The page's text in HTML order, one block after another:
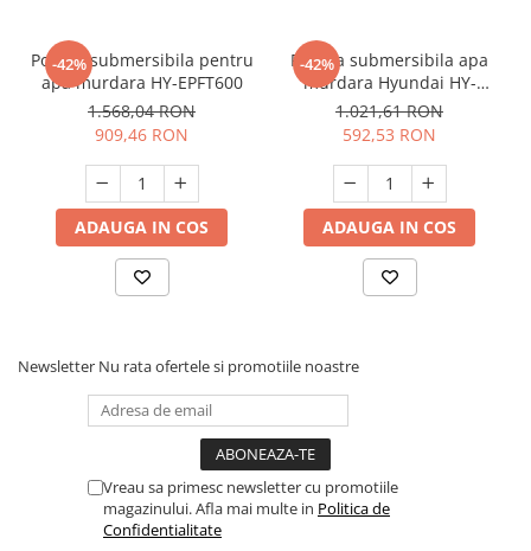
-42%
Pompa submersibila pentru
apa murdara HY-EPFT600
1.568,04 RON
909,46 RON
ADAUGA IN COS
-42%
Pompa submersibila apa
murdara Hyundai HY-
EPIT550
1.021,61 RON
592,53 RON
ADAUGA IN COS
Newsletter Nu rata ofertele si promotiile noastre
Vreau sa primesc newsletter cu promotiile
magazinului. Afla mai multe in Politica de
Confidentialitate